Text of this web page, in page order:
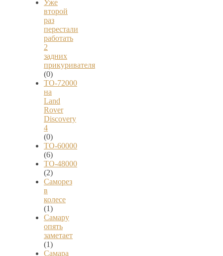
Уже
второй
раз
перестали
работать
2
задних
прикуривателя
(0)
ТО-72000
на
Land
Rover
Discovery
4
(0)
ТО-60000
(6)
ТО-48000
(2)
Саморез
в
колесе
(1)
Самару
опять
заметает
(1)
Самара